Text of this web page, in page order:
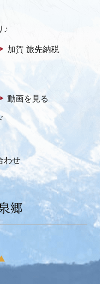
♪
加賀 旅先納税
動画を見る
わせ
郷